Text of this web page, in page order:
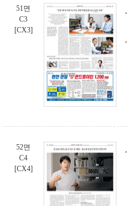
51면
C3
[CX3]
52면
C4
[CX4]